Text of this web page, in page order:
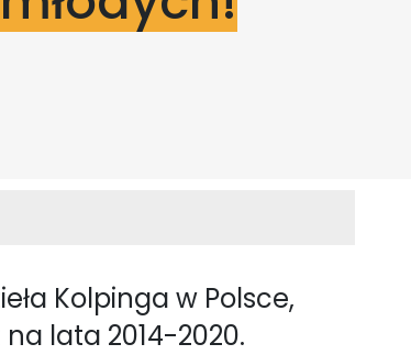
Kolpinga w Polsce,
lata 2014-2020.